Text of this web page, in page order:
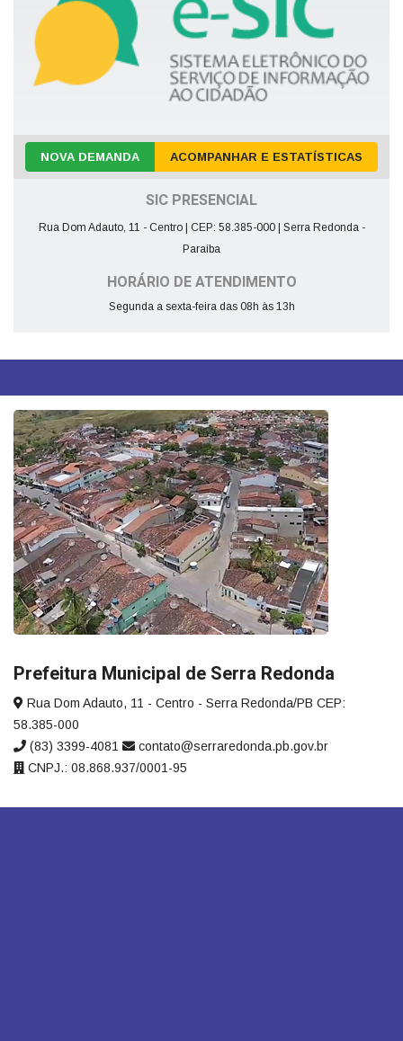
NOVA DEMANDA ACOMPANHAR E ESTATÍSTICAS
SIC PRESENCIAL
Rua Dom Adauto, 11 - Centro | CEP: 58.385-000 | Serra Redonda -
Paraíba
HORÁRIO DE ATENDIMENTO
Segunda a sexta-feira das 08h às 13h
Prefeitura Municipal de Serra Redonda
Rua Dom Adauto, 11 - Centro - Serra Redonda/PB CEP:
58.385-000
(83) 3399-4081
contato@serraredonda.pb.gov.br
CNPJ.: 08.868.937/0001-95